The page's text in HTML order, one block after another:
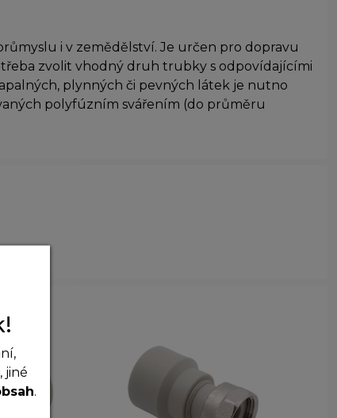
i v zemědělství. Je určen pro dopravu
zvolit vhodný druh trubky s odpovídajícími
plynných či pevných látek je nutno
polyfúzním svářením (do průměru
jiné
.